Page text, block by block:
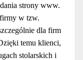
strony www.
w tzw.
dla firm
temu klienci,
stolarskich i